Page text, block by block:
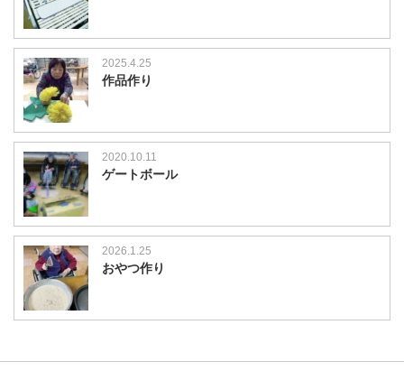
2025.4.25
作品作り
2020.10.11
ゲートボール
2026.1.25
おやつ作り